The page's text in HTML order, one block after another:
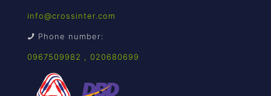
info@crossinter.com
Phone number:
0967509982 020680699